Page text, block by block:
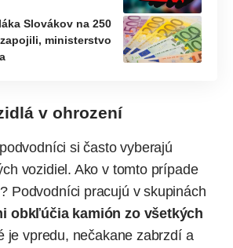
Slovákov na 250
ministerstvo
v ohrození
si často vyberajú
vozidiel. Ako v tomto prípade
Podvodníci pracujú v skupinách
obkľúčia kamión zo všetkých
je vpredu, nečakane zabrzdí a